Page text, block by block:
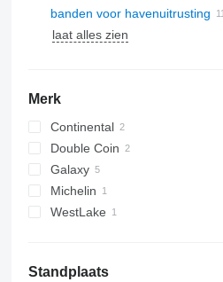
graafmachine banden
schranklader banden
banden voor
grader banden
walsbanden
banden voor anderen
machines
heftruckbanden
band voor telescopische
banden voor havenuitrusting
laat alles zien
Merk
Continental
Double Coin
Galaxy
Michelin
WestLake
Standplaats